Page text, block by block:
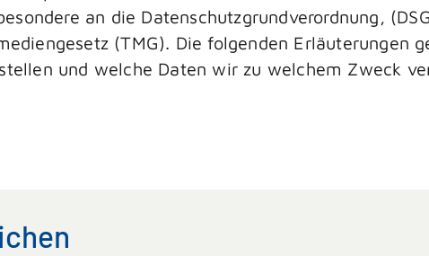
an die Datenschutzgrundverordnung,
(TMG). Die folgenden Erläuterungen
und welche Daten wir zu welchem Zweck